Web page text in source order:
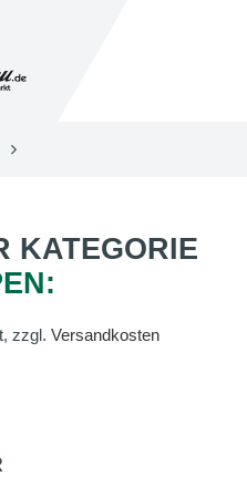
KATEGORIE
zzgl. Versandkosten